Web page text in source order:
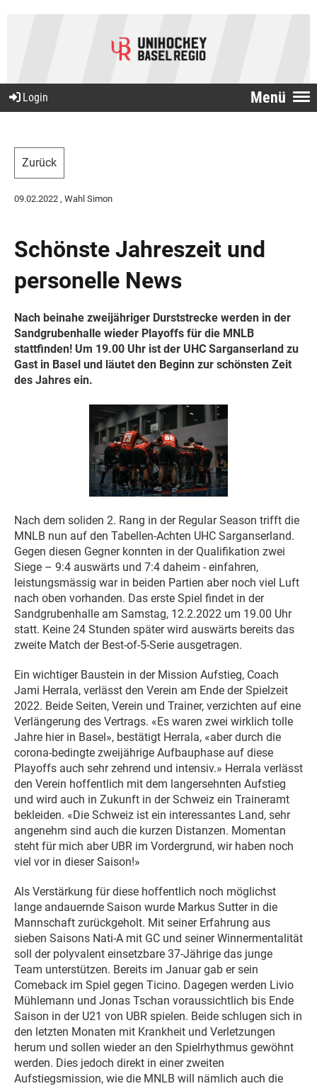
Menü
Login
Zurück
09.02.2022 , Wahl Simon
Schönste Jahreszeit und
personelle News
Nach beinahe zweijähriger Durststrecke werden in der
Sandgrubenhalle wieder Playoffs für die MNLB
stattfinden! Um 19.00 Uhr ist der UHC Sarganserland zu
Gast in Basel und läutet den Beginn zur schönsten Zeit
des Jahres ein.
Nach dem soliden 2. Rang in der Regular Season trifft die
MNLB nun auf den Tabellen-Achten UHC Sarganserland.
Gegen diesen Gegner konnten in der Qualifikation zwei
Siege – 9:4 auswärts und 7:4 daheim - einfahren,
leistungsmässig war in beiden Partien aber noch viel Luft
nach oben vorhanden. Das erste Spiel findet in der
Sandgrubenhalle am Samstag, 12.2.2022 um 19.00 Uhr
statt. Keine 24 Stunden später wird auswärts bereits das
zweite Match der Best-of-5-Serie ausgetragen.
Ein wichtiger Baustein in der Mission Aufstieg, Coach
Jami Herrala, verlässt den Verein am Ende der Spielzeit
2022. Beide Seiten, Verein und Trainer, verzichten auf eine
Verlängerung des Vertrags. «Es waren zwei wirklich tolle
Jahre hier in Basel», bestätigt Herrala, «aber durch die
corona-bedingte zweijährige Aufbauphase auf diese
Playoffs auch sehr zehrend und intensiv.» Herrala verlässt
den Verein hoffentlich mit dem langersehnten Aufstieg
und wird auch in Zukunft in der Schweiz ein Traineramt
bekleiden. «Die Schweiz ist ein interessantes Land, sehr
angenehm sind auch die kurzen Distanzen. Momentan
steht für mich aber UBR im Vordergrund, wir haben noch
viel vor in dieser Saison!»
Als Verstärkung für diese hoffentlich noch möglichst
lange andauernde Saison wurde Markus Sutter in die
Mannschaft zurückgeholt. Mit seiner Erfahrung aus
sieben Saisons Nati-A mit GC und seiner Winnermentalität
soll der polyvalent einsetzbare 37-Jährige das junge
Team unterstützen. Bereits im Januar gab er sein
Comeback im Spiel gegen Ticino. Dagegen werden Livio
Mühlemann und Jonas Tschan voraussichtlich bis Ende
Saison in der U21 von UBR spielen. Beide schlugen sich in
den letzten Monaten mit Krankheit und Verletzungen
herum und sollen wieder an den Spielrhythmus gewöhnt
werden. Dies jedoch direkt in einer zweiten
Aufstiegsmission, wie die MNLB will nämlich auch die